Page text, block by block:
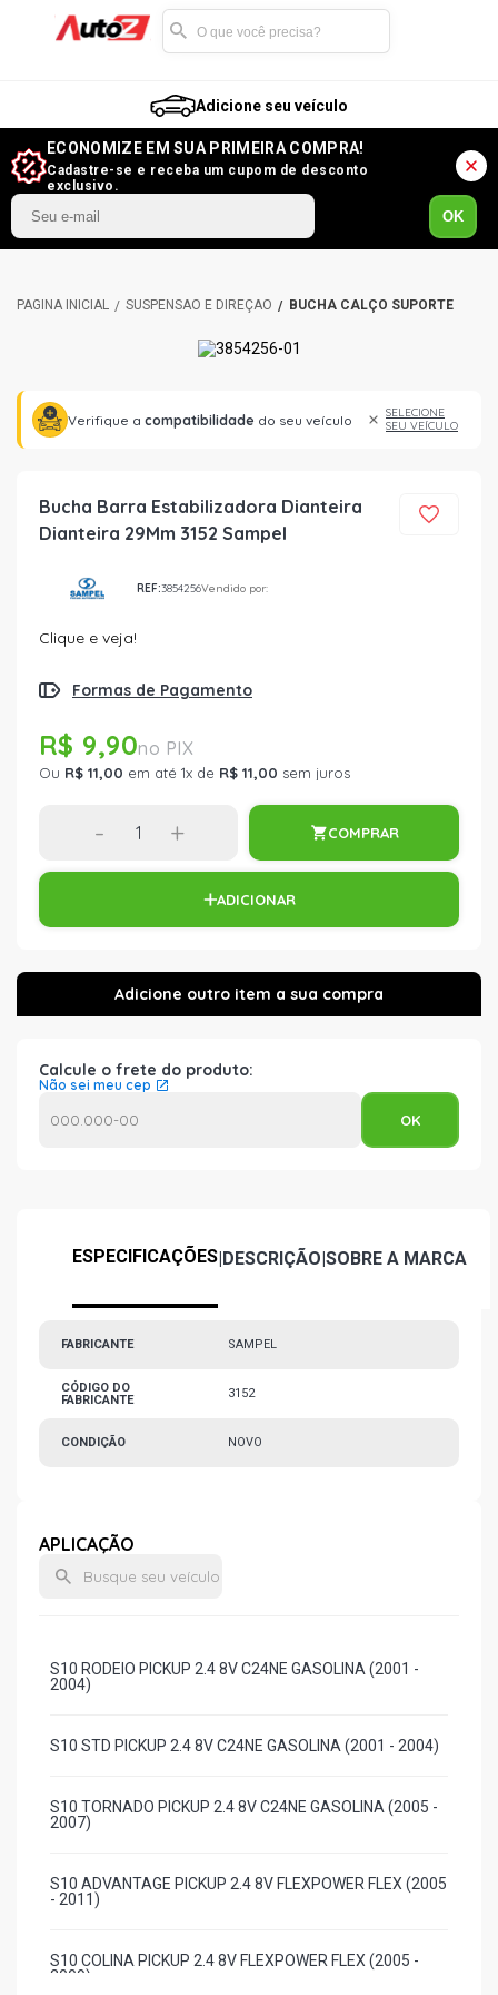
Adicione seu veículo
ECONOMIZE EM SUA PRIMEIRA COMPRA!
Cadastre-se e receba um cupom de desconto
exclusivo.
OK
SUSPENSÃO E DIREÇÃO BUCHA CALÇO SUPORTE
Verifique a compatibilidade do seu veículo
SELECIONE
SEU VEÍCULO
Bucha Barra Estabilizadora Dianteira
Dianteira 29Mm 3152 Sampel
REF:3854256Vendido por:
Clique e veja!
Formas de Pagamento
R$ 9,90
Ou R$ 11,00 em até 1x de R$ 11,00 sem juros
- + COMPRAR
ADICIONAR
Calcule o frete do produto:
Não sei meu cep
ESPECIFICAÇÕES|DESCRIÇÃO|SOBRE A MARCA
FABRICANTE SAMPEL
CÓDIGO DO
FABRICANTE
3152
CONDIÇÃO NOVO
APLICAÇÃO
S10 RODEIO PICKUP 2.4 8V C24NE GASOLINA (2001 -
2004)
S10 STD PICKUP 2.4 8V C24NE GASOLINA (2001 - 2004)
S10 TORNADO PICKUP 2.4 8V C24NE GASOLINA (2005 -
2007)
S10 ADVANTAGE PICKUP 2.4 8V FLEXPOWER FLEX (2005
- 2011)
S10 COLINA PICKUP 2.4 8V FLEXPOWER FLEX (2005 -
2009)